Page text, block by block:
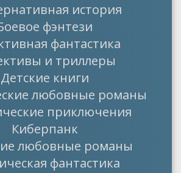
история
фэнтези
фантастика
и триллеры
Детские книги
любовные романы
приключения
Киберпанк
любовные романы
фантастика